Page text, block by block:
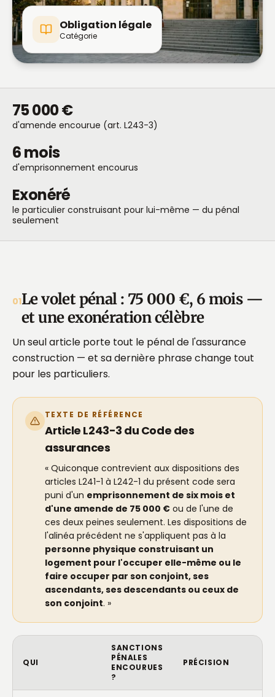
Obligation légale
Catégorie
75 000 €
d'amende encourue (art. L243-3)
6 mois
d'emprisonnement encourus
Exonéré
le particulier construisant pour lui-même — du pénal
seulement
01Le volet pénal : 75 000 €, 6 mois —
et une exonération célèbre
Un seul article porte tout le pénal de l'assurance
construction — et sa dernière phrase change tout
pour les particuliers.
TEXTE DE RÉFÉRENCE
Article L243-3 du Code des
assurances
« Quiconque contrevient aux dispositions des
articles L241-1 à L242-1 du présent code sera
puni d'un emprisonnement de six mois et
d'une amende de 75 000 € ou de l'une de
ces deux peines seulement. Les dispositions de
l'alinéa précédent ne s'appliquent pas à la
personne physique construisant un
logement pour l'occuper elle-même ou le
faire occuper par son conjoint, ses
ascendants, ses descendants ou ceux de
son conjoint. »
QUI
SANCTIONS
PÉNALES
ENCOURUES
?
PRÉCISION